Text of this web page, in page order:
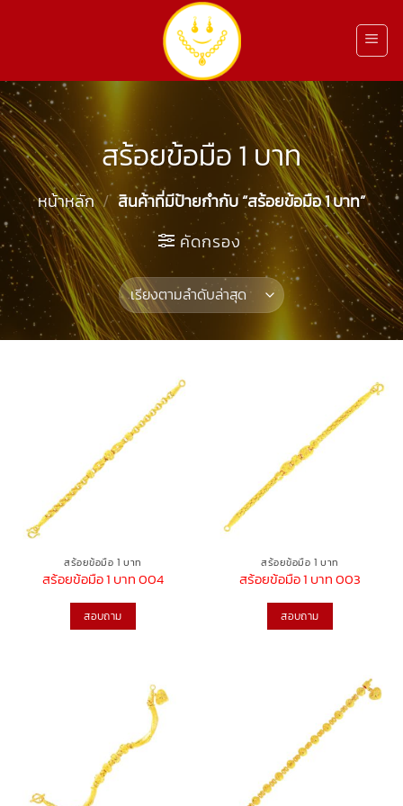
เนื้อหา
สร้อยข้อมือ 1 บาท
หน้าหลัก / สินค้าที่มีป้ายกำกับ “สร้อยข้อมือ 1 บาท”
คัดกรอง
สร้อยข้อมือ 1 บาท
สร้อยข้อมือ 1 บาท 004
สอบถาม
สร้อยข้อมือ 1 บาท
สร้อยข้อมือ 1 บาท 003
สอบถาม